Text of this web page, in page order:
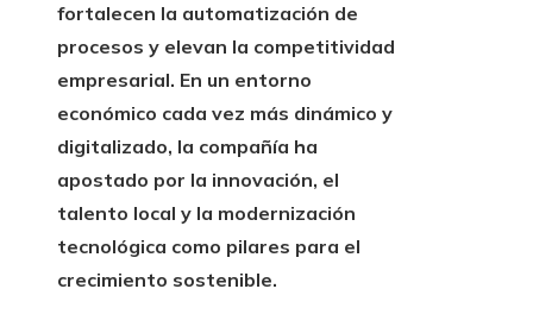
fortalecen la automatización de
procesos y elevan la competitividad
empresarial. En un entorno
económico cada vez más dinámico y
digitalizado, la compañía ha
apostado por la innovación, el
talento local y la modernización
tecnológica como pilares para el
crecimiento sostenible.